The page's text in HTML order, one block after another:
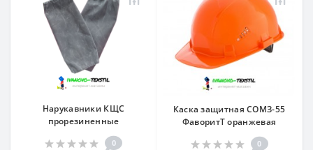
Нарукавники КЩС
прорезиненные
0
Каска защитная СОМЗ-55
ФаворитТ оранжевая
0